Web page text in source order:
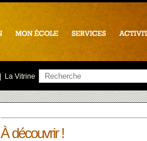
La Vitrine
À découvrir !